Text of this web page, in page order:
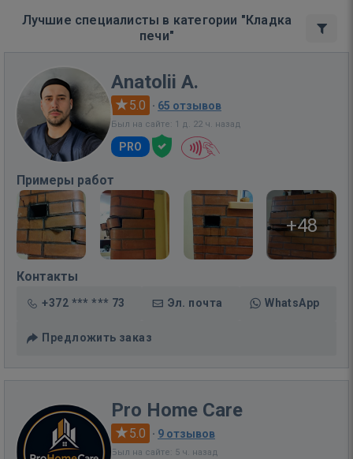
Лучшие специалисты в категории "Кладка
печи"
Anatolii A.
5.0 · 65 отзывов
Был на сайте: 1 д. 22 ч. назад
PRO
Примеры работ
+48
Контакты
+372 *** *** 73 Эл. почта WhatsApp
Предложить заказ
Pro Home Care
5.0 · 9 отзывов
Был на сайте: 5 ч. назад